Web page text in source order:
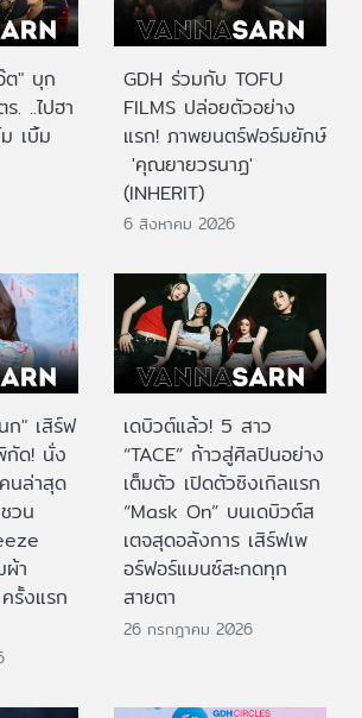
ต" บุก
. ..ไปฮา
เบิ้ม
GDH ร่วมกับ TOFU
FILMS ปล่อยตัวอย่าง
แรก! ภาพยนตร์ฟอร์มยักษ์
'คุณยายวรนาฏ'
(INHERIT)
6 สิงหาคม 2026
ก" เสิร์ฟ
กัด! นั่ง
นล่าสุด
วน
า
รั้งแรก
เดบิวต์แล้ว! 5 สาว
“TACE” ก้าวสู่ศิลปินอย่าง
เต็มตัว เปิดตัวซิงเกิลแรก
“Mask On” บนเดบิวต์ส
เตจสุดอลังการ เสิร์ฟเพ
อร์ฟอร์แมนซ์สะกดทุก
สายตา
26 กรกฎาคม 2026